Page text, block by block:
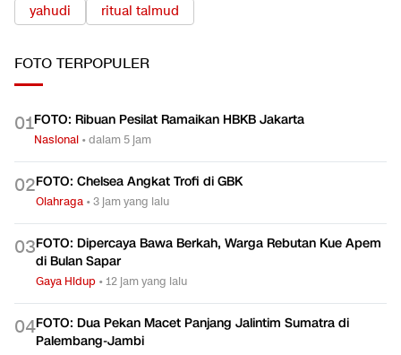
yahudi
ritual talmud
FOTO TERPOPULER
01FOTO: Ribuan Pesilat Ramaikan HBKB Jakarta
Nasional •dalam 5 jam
02FOTO: Chelsea Angkat Trofi di GBK
Olahraga •3 jam yang lalu
03FOTO: Dipercaya Bawa Berkah, Warga Rebutan Kue Apem
di Bulan Sapar
Gaya Hidup •12 jam yang lalu
04FOTO: Dua Pekan Macet Panjang Jalintim Sumatra di
Palembang-Jambi